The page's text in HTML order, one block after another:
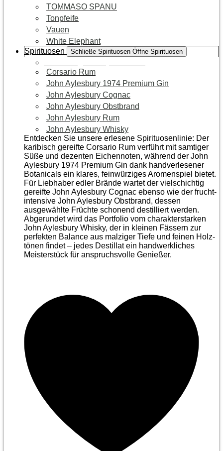
TOMMASO SPANU
Tonpfeife
Vauen
White Elephant
Spirituosen
Schließe Spirituosen Öffne Spirituosen
Corsario Rum
John Aylesbury 1974 Premium Gin
John Aylesbury Cognac
John Aylesbury Obstbrand
John Aylesbury Rum
John Aylesbury Whisky
Entdecken Sie unsere erlesene Spirituosenlinie: Der
karibisch gereifte Corsario Rum verführt mit samtiger
Süße und dezenten Eichen­noten, während der John
Aylesbury 1974 Premium Gin dank handverlesener
Botanicals ein klares, feinwürziges Aromenspiel bietet.
Für Liebhaber edler Brände wartet der vielschichtig
gereifte John Aylesbury Cognac ebenso wie der frucht­
intensive John Aylesbury Obstbrand, dessen
ausgewählte Früchte schonend destilliert werden.
Abgerundet wird das Portfolio vom charakterstarken
John Aylesbury Whisky, der in kleinen Fässern zur
perfekten Balance aus malziger Tiefe und feinen Holz­
tönen findet – jedes Destillat ein handwerkliches
Meister­stück für anspruchsvolle Genießer.